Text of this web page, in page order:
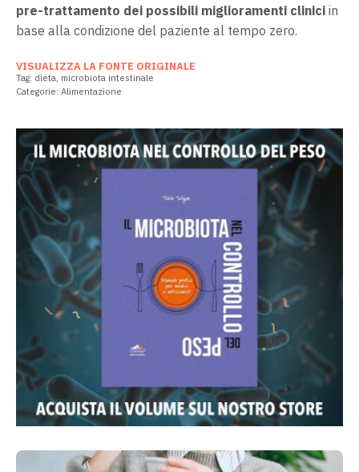
pre-trattamento dei possibili miglioramenti clinici in
base alla condizione del paziente al tempo zero.
VISUALIZZA LA FONTE ORIGINALE
Tag: dieta, microbiota intestinale
Categorie: Alimentazione